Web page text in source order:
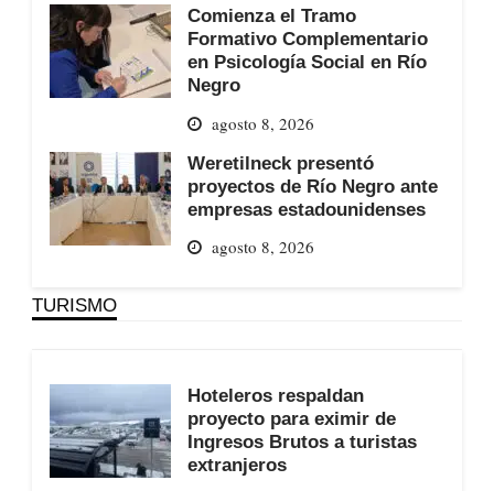
Comienza el Tramo
Formativo Complementario
en Psicología Social en Río
Negro
agosto 8, 2026
Weretilneck presentó
proyectos de Río Negro ante
empresas estadounidenses
agosto 8, 2026
TURISMO
Hoteleros respaldan
proyecto para eximir de
Ingresos Brutos a turistas
extranjeros